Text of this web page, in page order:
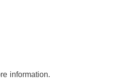
information.